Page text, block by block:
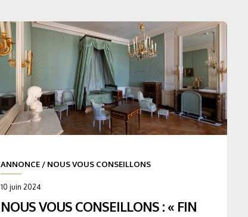
ANNONCE / NOUS VOUS CONSEILLONS
10 juin 2024
NOUS VOUS CONSEILLONS : « FIN